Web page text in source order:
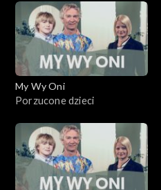
My Wy Oni
Porzucone dzieci